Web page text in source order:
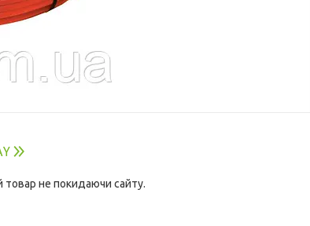
товар не покидаючи сайту.